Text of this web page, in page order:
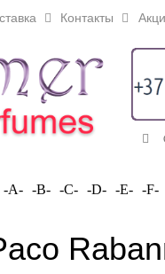
Контакты
-A- -B- -C- -D- -E- -F-